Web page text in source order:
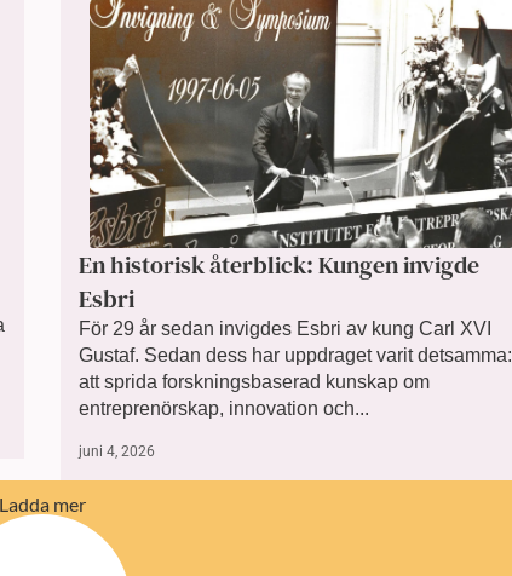
En historisk återblick: Kungen invigde
Esbri
För 29 år sedan invigdes Esbri av kung Carl XVI
Gustaf. Sedan dess har uppdraget varit detsamma:
att sprida forskningsbaserad kunskap om
entreprenörskap, innovation och...
juni 4, 2026
Ladda mer